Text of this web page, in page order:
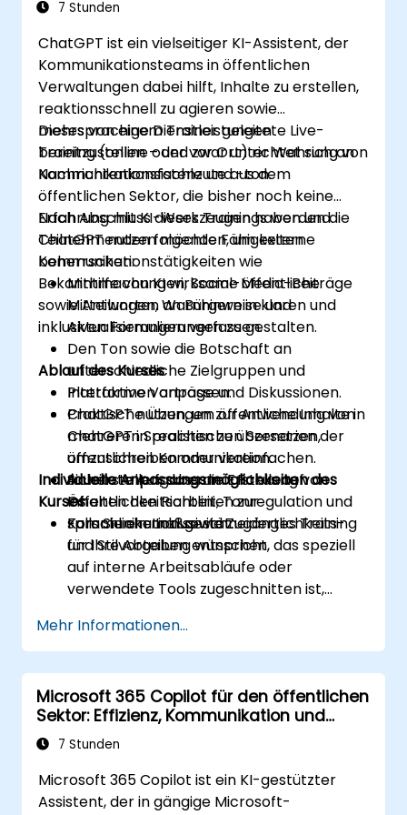
7 Stunden
ChatGPT ist ein vielseitiger KI-Assistent, der
Kommunikationsteams in öffentlichen
Verwaltungen dabei hilft, Inhalte zu erstellen,
reaktionsschnell zu agieren sowie
mehrsprachige Dienstleistungen
bereitzustellen – und zwar unter Wahrung von
Nachrichtenkonsistenz und -ton.
Dieses von einem Trainer geleitete Live-
Training (online oder vor Ort) richtet sich an
Kommunikationsfachleute aus dem
öffentlichen Sektor, die bisher noch keine
Erfahrung mit KI-Werkzeugen haben und
ChatGPT nutzen möchten, um externe
Kommunikationstätigkeiten wie
Bekanntmachungen, Social-Media-Beiträge
sowie Antworten an Bürgern in klaren und
inklusiven Formulierungen zu gestalten.
Nach Abschluss dieses Trainings werden die
Teilnehmenden folgende Fähigkeiten
beherrschen:
Mithilfe von KI wirksame öffentliche
Mitteilungen, Warnhinweise und
Aktualisierungen verfassen.
Den Ton sowie die Botschaft an
unterschiedliche Zielgruppen und
Plattformen anpassen.
ChatGPT nutzen, um öffentliche Inhalte in
mehreren Sprachen zu übersetzen,
umzuschreiben oder vereinfachen.
Sicherstellen, dass die Erstellung von
Inhalten den Richtlinien zur
Kommunikation sowie Zugänglichkeits-
und Stilvorgaben entspricht.
Ablauf des Kurses
Interaktive Vorträge und Diskussionen.
Praktische Übungen zur Anwendung von
ChatGPT in realistischen Szenarien der
öffentlichen Kommunikation.
Anleitete Aufgaben mit Fokus auf
Öffentlichkeitsarbeit, Tonregulation und
sprachliche Inklusivität.
Individuelle Anpassungsmöglichkeiten des
Kurses
Falls Sie ein maßgeschneidertes Training
für Ihre Abteilung wünschen, das speziell
auf interne Arbeitsabläufe oder
verwendete Tools zugeschnitten ist,
Mehr Informationen...
Microsoft 365 Copilot für den öffentlichen
Sektor: Effizienz, Kommunikation und
Erkenntnisse
7 Stunden
Microsoft 365 Copilot ist ein KI-gestützter
Assistent, der in gängige Microsoft-